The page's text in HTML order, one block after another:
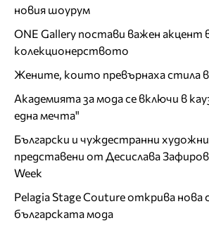
новия шоурум
ONE Gallery постави важен акцент
колекционерството
Жените, които превърнаха стила
Академията за мода се включи в
една мечта"
Български и чуждестранни
представени от Десислава
Week
Pelagia Stage Couture открива нова
българската мода